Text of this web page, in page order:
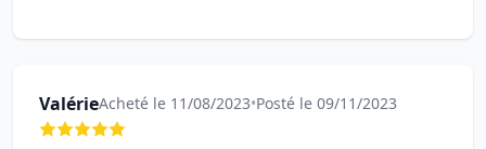
ValérieAcheté le 11/08/2023•Posté le 09/11/2023